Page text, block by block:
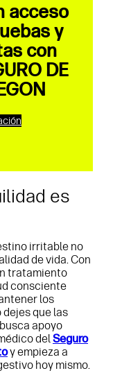
acceso
y
con
DE
es
irritable no
de vida. Con
tratamiento
consciente
los
que las
apoyo
delSeguro
y empieza a
hoy mismo.